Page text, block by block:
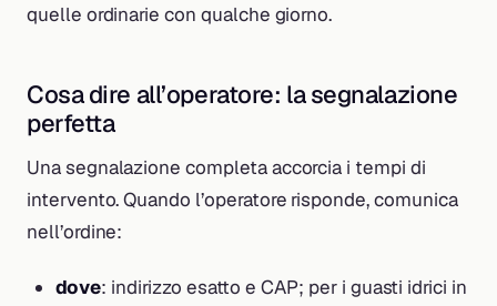
quelle ordinarie con qualche giorno.
Cosa dire all’operatore: la segnalazione
perfetta
Una segnalazione completa accorcia i tempi di
intervento. Quando l’operatore risponde, comunica
nell’ordine:
dove: indirizzo esatto e CAP; per i guasti idrici in